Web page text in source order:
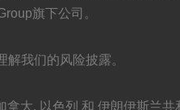
旗下公司。
我们的风险披露。
大, 以色列 和 伊朗伊斯兰共